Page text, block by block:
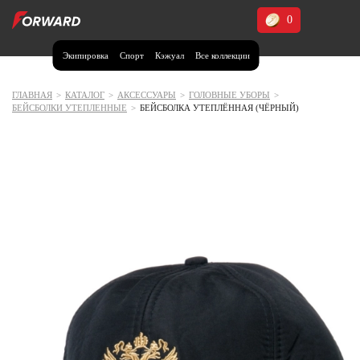
Экипировка Спорт Кэжуал Все коллекции
0
Москва и МО
Курская область (1)
Москва и МО (14)
Нижегородская область (1)
ГЛАВНАЯ > КАТАЛОГ > АКСЕССУАРЫ > ГОЛОВНЫЕ УБОРЫ >
БЕЙСБОЛКИ УТЕПЛЕННЫЕ > БЕЙСБОЛКА УТЕПЛЁННАЯ (ЧЁРНЫЙ)